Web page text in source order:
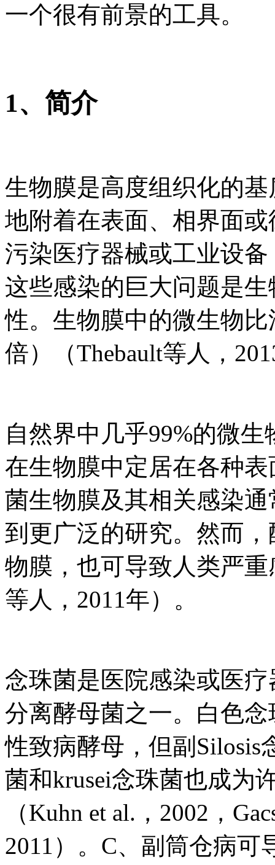
一个很有前景的工具。
1、简介
生物膜是高度组织化的
地附着在表面、相界面
污染医疗器械或工业设
这些感染的巨大问题是
性。生物膜中的微生物
倍）（Thebault等人，
自然界中几乎99%的微
在生物膜中定居在各种表
菌生物膜及其相关感染
到更广泛的研究。然而
物膜，也可导致人类严重
等人，2011年）。
念珠菌是医院感染或医
分离酵母菌之一。白色
性致病酵母，但副Silosis
菌和krusei念珠菌也成为
（Kuhn et al.，2002，
2011）。C、副筒仓病